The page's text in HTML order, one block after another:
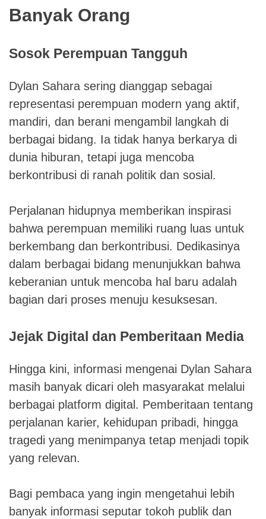
Banyak Orang
Sosok Perempuan Tangguh
Dylan Sahara sering dianggap sebagai
representasi perempuan modern yang aktif,
mandiri, dan berani mengambil langkah di
berbagai bidang. Ia tidak hanya berkarya di
dunia hiburan, tetapi juga mencoba
berkontribusi di ranah politik dan sosial.
Perjalanan hidupnya memberikan inspirasi
bahwa perempuan memiliki ruang luas untuk
berkembang dan berkontribusi. Dedikasinya
dalam berbagai bidang menunjukkan bahwa
keberanian untuk mencoba hal baru adalah
bagian dari proses menuju kesuksesan.
Jejak Digital dan Pemberitaan Media
Hingga kini, informasi mengenai Dylan Sahara
masih banyak dicari oleh masyarakat melalui
berbagai platform digital. Pemberitaan tentang
perjalanan karier, kehidupan pribadi, hingga
tragedi yang menimpanya tetap menjadi topik
yang relevan.
Bagi pembaca yang ingin mengetahui lebih
banyak informasi seputar tokoh publik dan